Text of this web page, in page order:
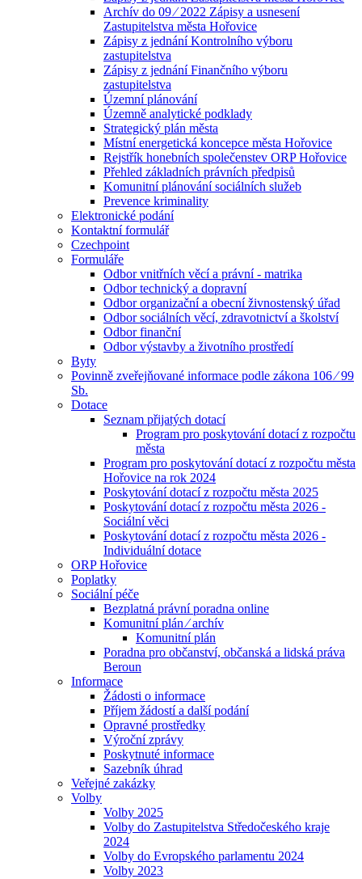
Archív do 09 ⁄ 2022 Zápisy a usnesení
Zastupitelstva města Hořovice
Zápisy z jednání Kontrolního výboru
zastupitelstva
Zápisy z jednání Finančního výboru
zastupitelstva
Územní plánování
Územně analytické podklady
Strategický plán města
Místní energetická koncepce města Hořovice
Rejstřík honebních společenstev ORP Hořovice
Přehled základních právních předpisů
Komunitní plánování sociálních služeb
Prevence kriminality
Elektronické podání
Kontaktní formulář
Czechpoint
Formuláře
Odbor vnitřních věcí a právní - matrika
Odbor technický a dopravní
Odbor organizační a obecní živnostenský úřad
Odbor sociálních věcí, zdravotnictví a školství
Odbor finanční
Odbor výstavby a životního prostředí
Byty
Povinně zveřejňované informace podle zákona 106 ⁄ 99
Sb.
Dotace
Seznam přijatých dotací
Program pro poskytování dotací z rozpočtu
města
Program pro poskytování dotací z rozpočtu města
Hořovice na rok 2024
Poskytování dotací z rozpočtu města 2025
Poskytování dotací z rozpočtu města 2026 -
Sociální věci
Poskytování dotací z rozpočtu města 2026 -
Individuální dotace
ORP Hořovice
Poplatky
Sociální péče
Bezplatná právní poradna online
Komunitní plán ⁄ archív
Komunitní plán
Poradna pro občanství, občanská a lidská práva
Beroun
Informace
Žádosti o informace
Příjem žádostí a další podání
Opravné prostředky
Výroční zprávy
Poskytnuté informace
Sazebník úhrad
Veřejné zakázky
Volby
Volby 2025
Volby do Zastupitelstva Středočeského kraje
2024
Volby do Evropského parlamentu 2024
Volby 2023